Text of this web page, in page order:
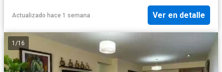
Actualizado hace 1 semana Ver en detalle
1 /16